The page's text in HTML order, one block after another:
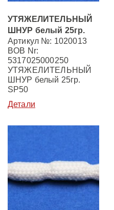
УТЯЖЕЛИТЕЛЬНЫЙ
ШНУР белый 25гр.
Артикул №: 1020013
BOB Nr:
5317025000250
УТЯЖЕЛИТЕЛЬНЫЙ
ШНУР белый 25гр.
SP50
Детали